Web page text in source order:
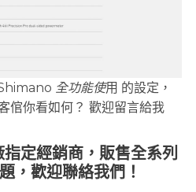
全功能使用 的設定，
倌你看如何？ 歡迎留言給我
定經銷商，販售全系列
，歡迎聯絡我們！